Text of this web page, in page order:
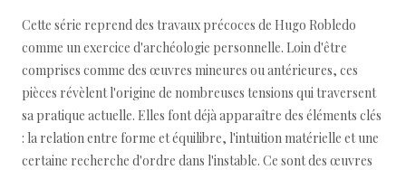
Cette série reprend des travaux précoces de Hugo Robledo
comme un exercice d'archéologie personnelle. Loin d'être
comprises comme des œuvres mineures ou antérieures, ces
pièces révèlent l'origine de nombreuses tensions qui traversent
sa pratique actuelle. Elles font déjà apparaître des éléments clés
: la relation entre forme et équilibre, l'intuition matérielle et une
certaine recherche d'ordre dans l'instable. Ce sont des œuvres